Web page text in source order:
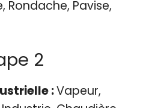
Rondache, Pavise,
2
:Vapeur,